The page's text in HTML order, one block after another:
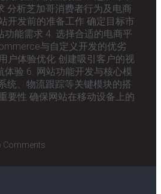
分析芝加哥消费者行为及电商
开发前的准备工作 确定目标市
功能需求 4. 选择合适的电商平
与自定义开发的优劣
户体验优化 创建吸引客户的视
体验 6. 网站功能开发与核心模
统、物流跟踪等关键模块的搭
要性 确保网站在移动设备上的
Comments